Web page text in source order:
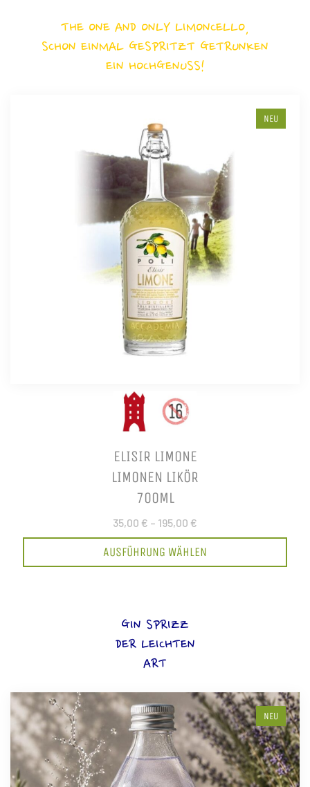
THE ONE AND ONLY LIMONCELLO,
SCHON EINMAL GESPRITZT GETRUNKEN
EIN HOCHGENUSS!
NEU
ELISIR LIMONE
LIMONEN LIKÖR
700ML
35,00 € – 195,00 €
AUSFÜHRUNG WÄHLEN
GIN SPRIZZ
DER LEICHTEN
ART
NEU